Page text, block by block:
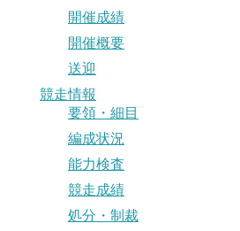
開催成績
開催概要
送迎
競走情報
要領・細目
編成状況
能力検査
競走成績
処分・制裁